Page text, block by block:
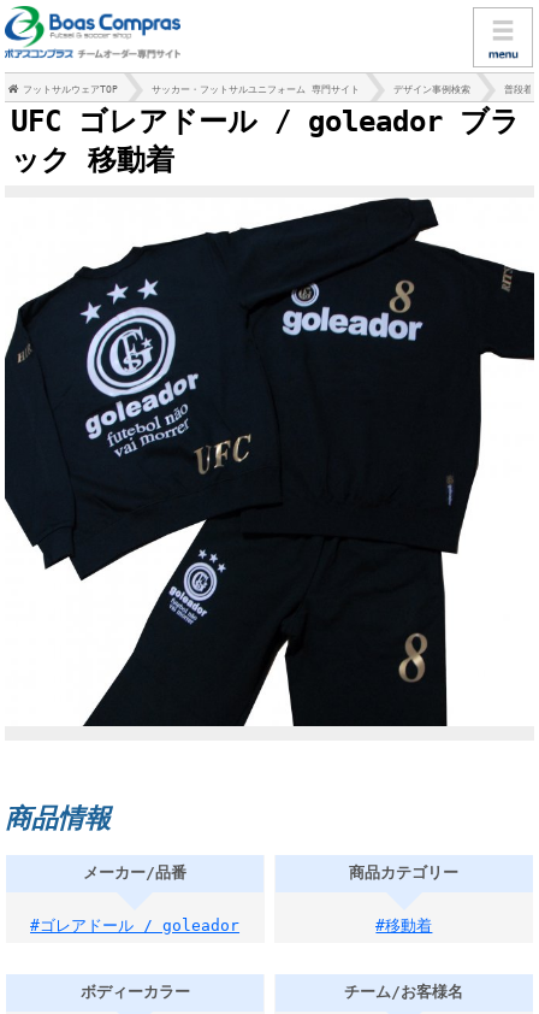
フットサルウェアTOP サッカー・フットサルユニフォーム 専門サイト デザイン事例検索 普段着
UFC ゴレアドール / goleador ブラ
ック 移動着
商品情報
メーカー/品番
#ゴレアドール / goleador
商品カテゴリー
#移動着
ボディーカラー チーム/お客様名